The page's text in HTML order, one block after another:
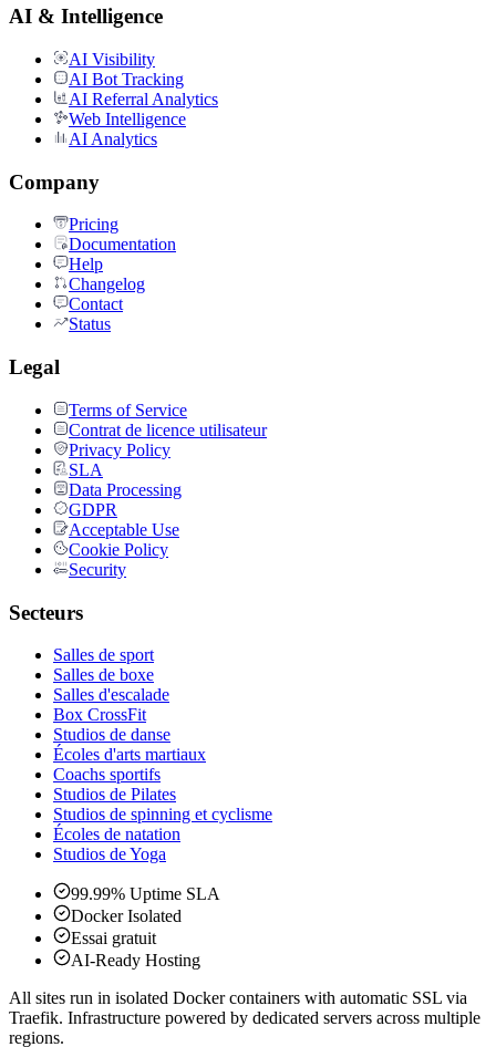
AI & Intelligence
AI Visibility
AI Bot Tracking
AI Referral Analytics
Web Intelligence
AI Analytics
Company
Pricing
Documentation
Help
Changelog
Contact
Status
Legal
Terms of Service
Contrat de licence utilisateur
Privacy Policy
SLA
Data Processing
GDPR
Acceptable Use
Cookie Policy
Security
Secteurs
Salles de sport
Salles de boxe
Salles d'escalade
Box CrossFit
Studios de danse
Écoles d'arts martiaux
Coachs sportifs
Studios de Pilates
Studios de spinning et cyclisme
Écoles de natation
Studios de Yoga
99.99% Uptime SLA
Docker Isolated
Essai gratuit
AI-Ready Hosting
All sites run in isolated Docker containers with automatic SSL via
Traefik. Infrastructure powered by dedicated servers across multiple
regions.